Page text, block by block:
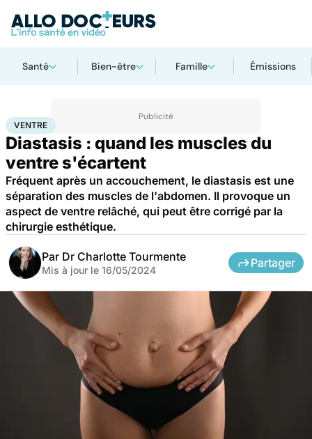
Santé Bien-être Famille Émissions
AccueilSanté
VENTRE
Diastasis : quand les muscles du
ventre s'écartent
Fréquent après un accouchement, le diastasis est une
séparation des muscles de l'abdomen. Il provoque un
aspect de ventre relâché, qui peut être corrigé par la
chirurgie esthétique.
Par Dr Charlotte Tourmente
Mis à jour le 16/05/2024
Partager